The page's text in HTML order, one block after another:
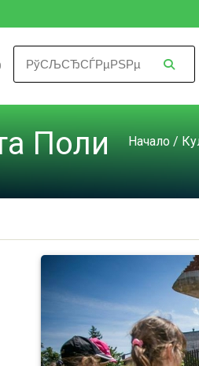
Поли Начало /